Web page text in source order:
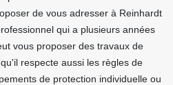
de vous adresser à Reinhardt
qui a plusieurs années
vous proposer des travaux de
respecte aussi les règles de
de protection individuelle ou